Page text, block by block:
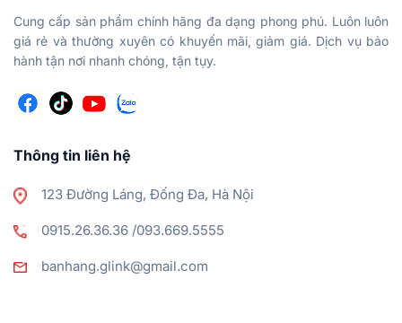
Frequency
UHF 400-480 MHz or VHF 136-
174 Mhz or 446 Mhz
5W(VHF）or 4W(UHF) or
Channel Number
Working Voltage
Working Temperature
-20℃-+55℃
Cung cấp sản phẩm chính hãng đa dạng phong phú. Luôn luôn
giá rẻ và thường xuyên có khuyến mãi, giảm giá. Dịch vụ bảo
hành tận nơi nhanh chóng, tận tụy.
Thông tin liên hệ
123 Đường Láng, Đống Đa, Hà Nội
0915.26.36.36 /093.669.5555
banhang.glink@gmail.com